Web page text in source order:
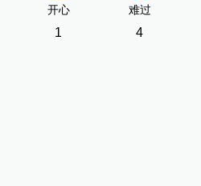
开心
1
难过
4